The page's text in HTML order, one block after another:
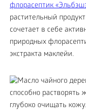
флорасептик
растительный
сочетает в себе
природных
экстракта маклейи.